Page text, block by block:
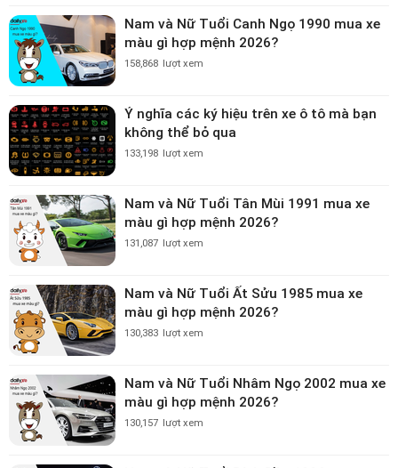
Nam và Nữ Tuổi Canh Ngọ 1990 mua xe
màu gì hợp mệnh 2026?
158,868 lượt xem
Ý nghĩa các ký hiệu trên xe ô tô mà bạn
không thể bỏ qua
133,198 lượt xem
Nam và Nữ Tuổi Tân Mùi 1991 mua xe
màu gì hợp mệnh 2026?
131,087 lượt xem
Nam và Nữ Tuổi Ất Sửu 1985 mua xe
màu gì hợp mệnh 2026?
130,383 lượt xem
Nam và Nữ Tuổi Nhâm Ngọ 2002 mua xe
màu gì hợp mệnh 2026?
130,157 lượt xem